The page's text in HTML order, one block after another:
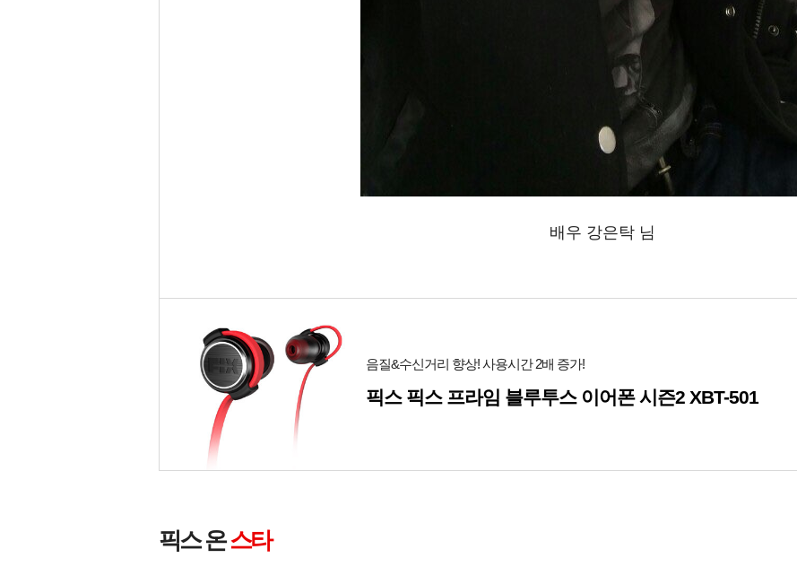
배우 강은탁 님
음질&수신거리 향상! 사용시간 2배 증가!
픽스 픽스 프라임 블루투스 이어폰 시즌2 XBT-501
픽스 온스타